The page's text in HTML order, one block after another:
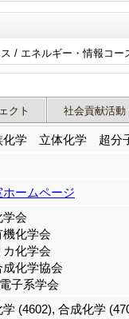
/ エネルギー・情報コー
クト 社会貢献活動
化学 立体化学 超分
ホームページ
学会
機化学会
カ化学会
成化学協会
子系学会
(4602), 合成化学